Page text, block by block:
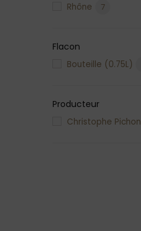
Rhône 7
Flacon
Bouteille (0.75L)
Producteur
Christophe Pichon